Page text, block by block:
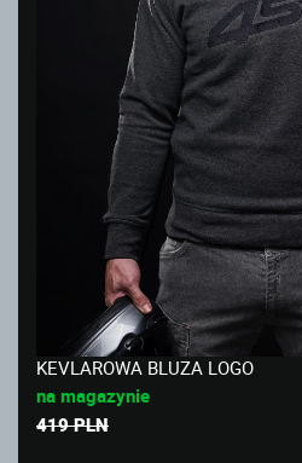
KEVLAROWA BLUZA LOGO
na magazynie
419 PLN